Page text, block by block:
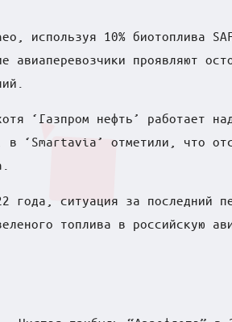
используя 10% биотоплива
проявляют
‘Газпром нефть’ работает
‘Smartavia’ отметили, что
года, ситуация за последний
топлива в российскую